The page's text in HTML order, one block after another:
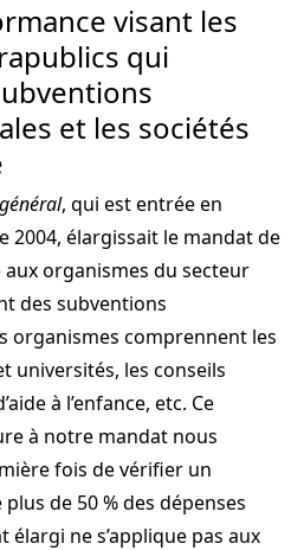
visant les
qui
et les sociétés
, qui est entrée en
2004, élargissait le mandat de
organismes du secteur
des subventions
organismes comprennent les
universités, les conseils
à l’enfance, etc. Ce
à notre mandat nous
fois de vérifier un
de 50 % des dépenses
élargi ne s’applique pas aux